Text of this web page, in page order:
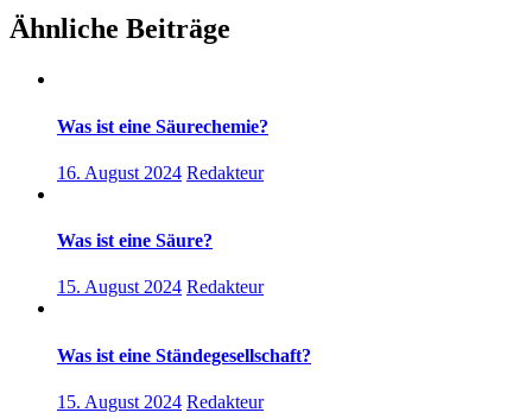
Ähnliche Beiträge
Was ist eine Säurechemie?
16. August 2024 Redakteur
Was ist eine Säure?
15. August 2024 Redakteur
Was ist eine Ständegesellschaft?
15. August 2024 Redakteur